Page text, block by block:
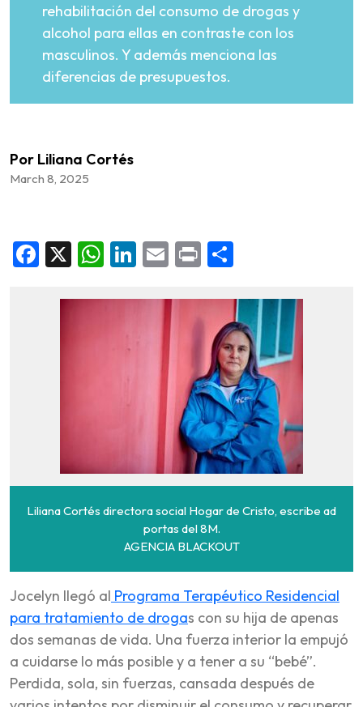
rehabilitación del consumo de drogas y
alcohol para ellas en contraste con los
masculinos. Y además menciona las
diferencias de presupuestos.
Por Liliana Cortés
March 8, 2025
Facebook
X WhatsApp
LinkedIn
Email
Print
Liliana Cortés directora social Hogar de Cristo, escribe ad
portas del 8M.
AGENCIA BLACKOUT
Jocelyn llegó al Programa Terapéutico Residencial
para tratamiento de drogas con su hija de apenas
dos semanas de vida. Una fuerza interior la empujó
a cuidarse lo más posible y a tener a su “bebé”.
Perdida, sola, sin fuerzas, cansada después de